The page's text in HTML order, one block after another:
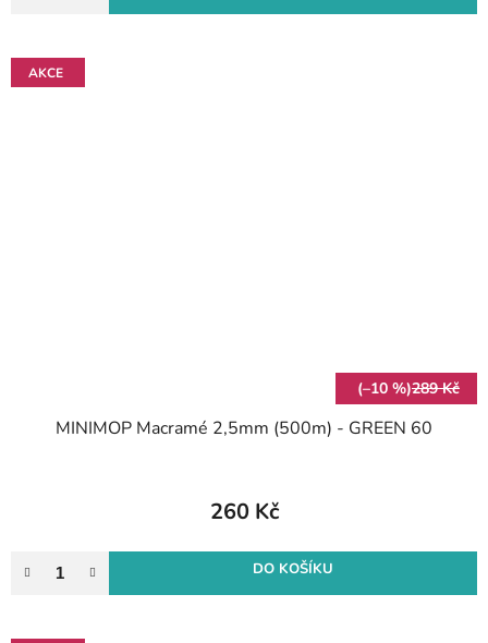
AKCE
(–10 %)289 Kč
MINIMOP Macramé 2,5mm (500m) - GREEN 60
260 Kč
DO KOŠÍKU